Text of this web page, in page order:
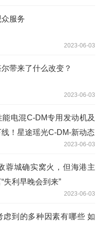
服务
2023-06-03
带来了什么改变？
2023-06-03
电混C-DM专用发动机及
！星途瑶光C-DM-新动态
2023-06-03
蓉城确实窝火，但海港主
失利早晚会到来”
2023-06-03
虑到的多种因素有哪些 如